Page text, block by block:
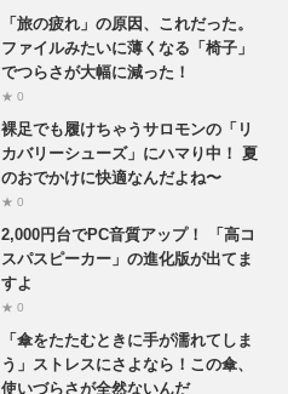
「旅の疲れ」の原因、これだった。
ファイルみたいに薄くなる「椅子」
でつらさが大幅に減った！
★ 0
裸足でも履けちゃうサロモンの「リ
カバリーシューズ」にハマり中！ 夏
のおでかけに快適なんだよね〜
★ 0
2,000円台でPC音質アップ！ 「高コ
スパスピーカー」の進化版が出てま
すよ
★ 0
「傘をたたむときに手が濡れてしま
う」ストレスにさよなら！この傘、
使いづらさが全然ないんだ